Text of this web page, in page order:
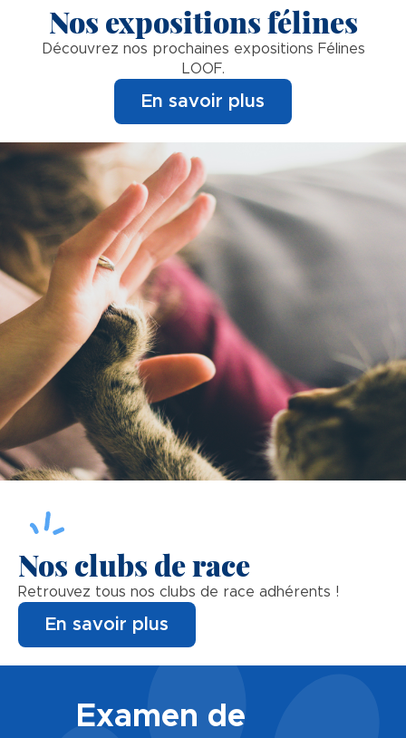
Nos expositions félines
Découvrez nos prochaines expositions Félines
LOOF.
En savoir plus
Nos clubs de race
Retrouvez tous nos clubs de race adhérents !
En savoir plus
Image
Examen de